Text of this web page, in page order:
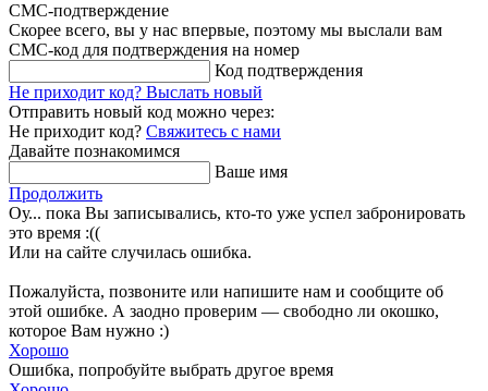
СМС-подтверждение
Скорее всего, вы у нас впервые, поэтому мы выслали вам
СМС-код для подтверждения на номер
Код подтверждения
Не приходит код? Выслать новый
Отправить новый код можно через:
Не приходит код? Свяжитесь с нами
Давайте познакомимся
Ваше имя
Продолжить
Оу... пока Вы записывались, кто-то уже успел забронировать
это время :((
Или на сайте случилась ошибка.
Пожалуйста, позвоните или напишите нам и сообщите об
этой ошибке. А заодно проверим — свободно ли окошко,
которое Вам нужно :)
Хорошо
Ошибка, попробуйте выбрать другое время